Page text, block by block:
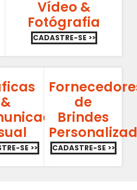
Vídeo &
Fotógrafia
CADASTRE-SE >>
&
SE >>
de
Brindes
CADASTRE-SE >>